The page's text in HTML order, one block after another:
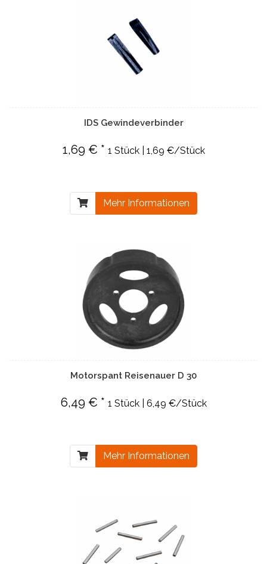
IDS Gewindeverbinder
1,69 € * 1 Stück | 1,69 €/Stück
Mehr Informationen
Motorspant Reisenauer D 30
6,49 € * 1 Stück | 6,49 €/Stück
Mehr Informationen